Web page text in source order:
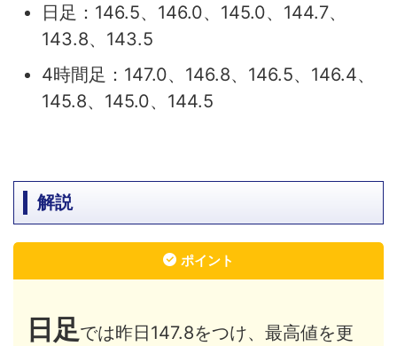
日足：146.5、146.0、145.0、144.7、
143.8、143.5
4時間足：147.0、146.8、146.5、146.4、
145.8、145.0、144.5
解説
ポイント
日足では昨日147.8をつけ、最高値を更